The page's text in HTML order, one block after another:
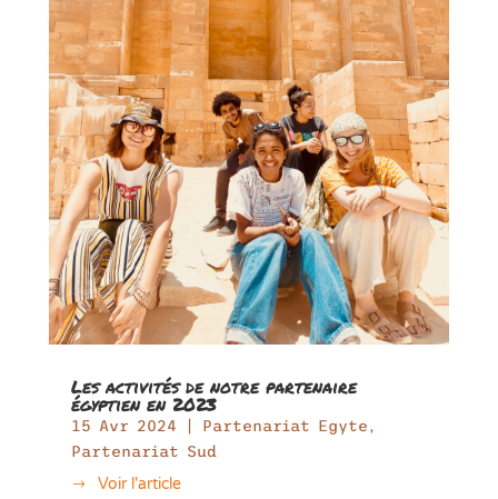
Les activités de notre partenaire
égyptien en 2023
15 Avr 2024 Partenariat Egyte,
Partenariat Sud
Voir l'article